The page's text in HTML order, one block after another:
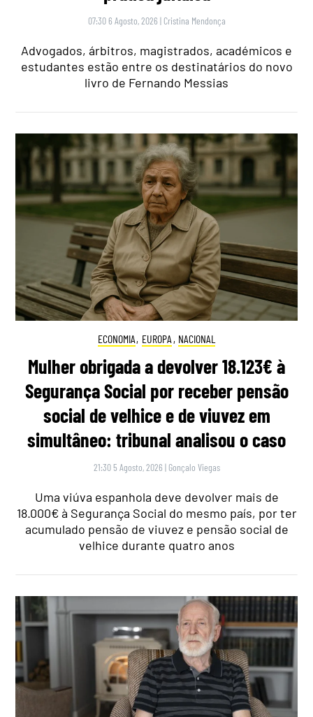
07:30 6 Agosto, 2026 | Cristina Mendonça
Advogados, árbitros, magistrados, académicos e
estudantes estão entre os destinatários do novo
livro de Fernando Messias
ECONOMIA, EUROPA , NACIONAL
Mulher obrigada a devolver 18.123€ à
Segurança Social por receber pensão
social de velhice e de viuvez em
simultâneo: tribunal analisou o caso
21:30 5 Agosto, 2026 | Gonçalo Viegas
Uma viúva espanhola deve devolver mais de
18.000€ à Segurança Social do mesmo país, por ter
acumulado pensão de viuvez e pensão social de
velhice durante quatro anos